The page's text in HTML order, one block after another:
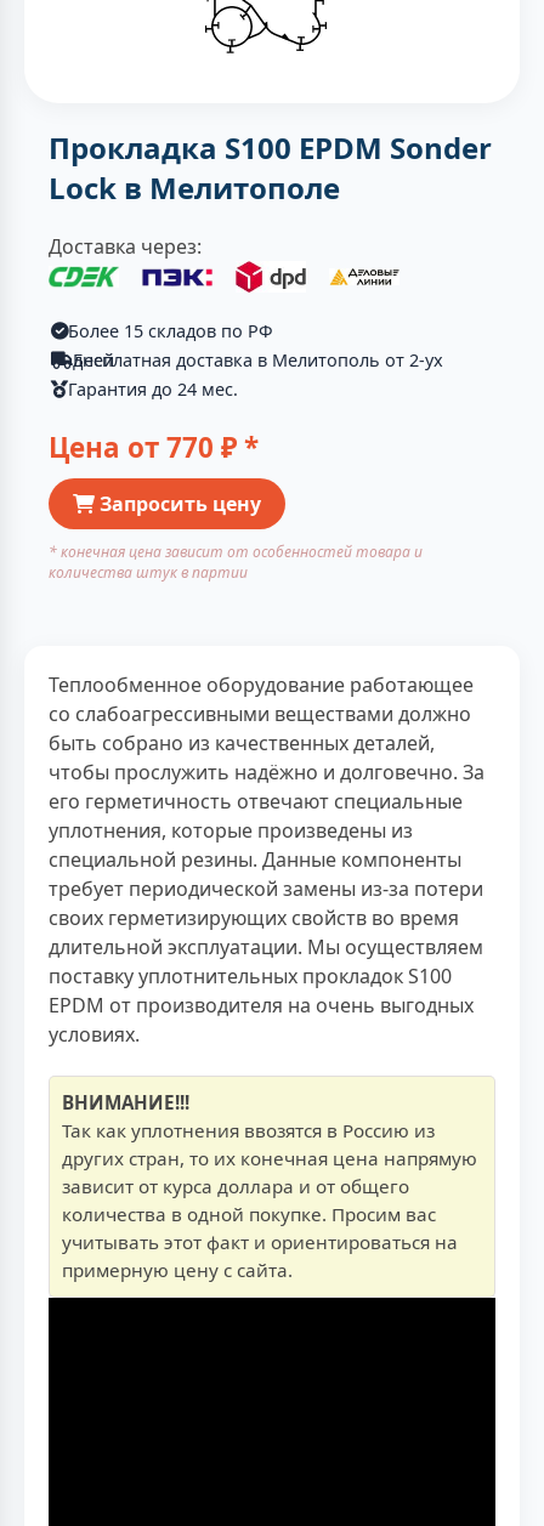
Прокладка S100 EPDM Sonder
Lock в Мелитополе
Доставка через:
Более 15 складов по РФ
Бесплатная доставка в Мелитополь от 2-ух дней
Гарантия до 24 мес.
Цена от770 ₽ *
Запросить цену
* конечная цена зависит от особенностей товара и
количества штук в партии
Теплообменное оборудование работающее
со слабоагрессивными веществами должно
быть собрано из качественных деталей,
чтобы прослужить надёжно и долговечно. За
его герметичность отвечают специальные
уплотнения, которые произведены из
специальной резины. Данные компоненты
требует периодической замены из-за потери
своих герметизирующих свойств во время
длительной эксплуатации. Мы осуществляем
поставку уплотнительных прокладок S100
EPDM от производителя на очень выгодных
условиях.
ВНИМАНИЕ!!!
Так как уплотнения ввозятся в Россию из
других стран, то их конечная цена напрямую
зависит от курса доллара и от общего
количества в одной покупке. Просим вас
учитывать этот факт и ориентироваться на
примерную цену с сайта.